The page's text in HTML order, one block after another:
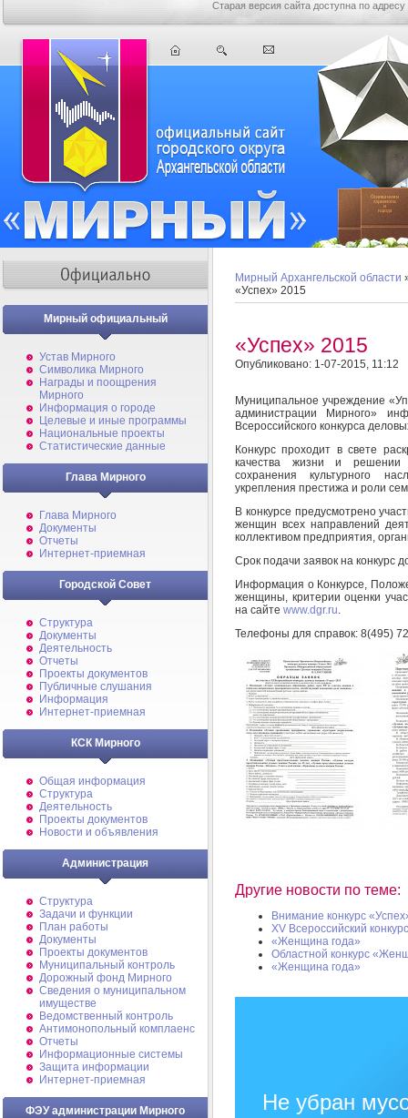
Старая версия сайта доступна по адресу
Мирный официальный
Устав Мирного
Символика Мирного
Награды и поощрения
Мирного
Информация о городе
Целевые и иные программы
Национальные проекты
Статистические данные
Глава Мирного
Глава Мирного
Документы
Отчеты
Интернет-приемная
Городской Совет
Структура
Документы
Деятельность
Отчеты
Проекты документов
Публичные слушания
Информация
Интернет-приемная
КСК Мирного
Общая информация
Структура
Деятельность
Проекты документов
Новости и объявления
Администрация
Структура
Задачи и функции
План работы
Документы
Проекты документов
Муниципальный контроль
Дорожный фонд Мирного
Cведения о муниципальном
имуществе
Ведомственный контроль
Антимонопольный комплаенс
Отчеты
Информационные системы
Защита информации
Интернет-приемная
ФЭУ администрации Мирного
Мирный Архангельской области
«Успех» 2015
«Успех» 2015
Опубликовано: 1-07-2015, 11:12
Муниципальное учреждение
администрации Мирного»
Всероссийского конкурса
Конкурс проходит в свете
качества жизни и решении
сохранения культурного
укрепления престижа и роли
В конкурсе предусмотрено
женщин всех направлений
коллективом предприятия,
Срок подачи заявок на конкурс
Информация о Конкурсе,
женщины, критерии оценки
на сайте www.dgr.ru.
Телефоны для справок: 8(495)
Другие новости по теме:
Внимание конкурс
XV Всероссийский
«Женщина года»
Областной конкурс
«Женщина года»
Не убран